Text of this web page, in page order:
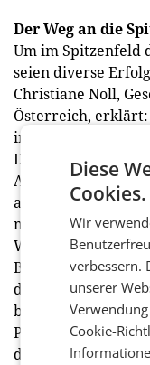
Der Weg an die
Um im Spitzenfeld
seien diverse
Christiane Noll,
Österreich,
indirekt positive
Die Investition in
Anwendungen
aufbauend folgen
mehr Produktivität
Bedeutung
die Chance für
breite Einsatz von
Potenzial, unser
den Weg dahin
Diese
Cookies.
Wir
verbessern.
unserer
Cookie-